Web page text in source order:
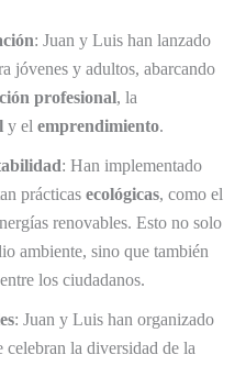
: Juan y Luis han lanzado
jóvenes y adultos, abarcando
profesional, la
y el emprendimiento.
: Han implementado
prácticas ecológicas, como el
renovables. Esto no solo
ambiente, sino que también
los ciudadanos.
: Juan y Luis han organizado
celebran la diversidad de la